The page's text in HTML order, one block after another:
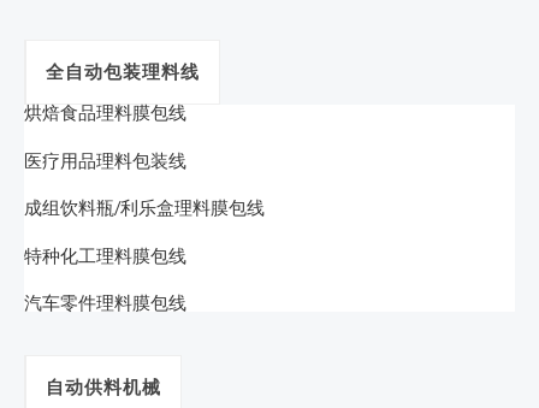
全自动包装理料线
烘焙食品理料膜包线
医疗用品理料包装线
成组饮料瓶/利乐盒理料膜包线
特种化工理料膜包线
汽车零件理料膜包线
自动供料机械